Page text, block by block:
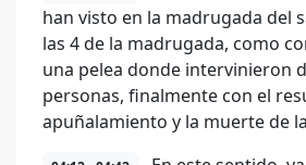
han visto en la madrugada del
las 4 de la madrugada, como
una pelea donde intervinieron
personas, finalmente con el
apuñalamiento y la muerte de